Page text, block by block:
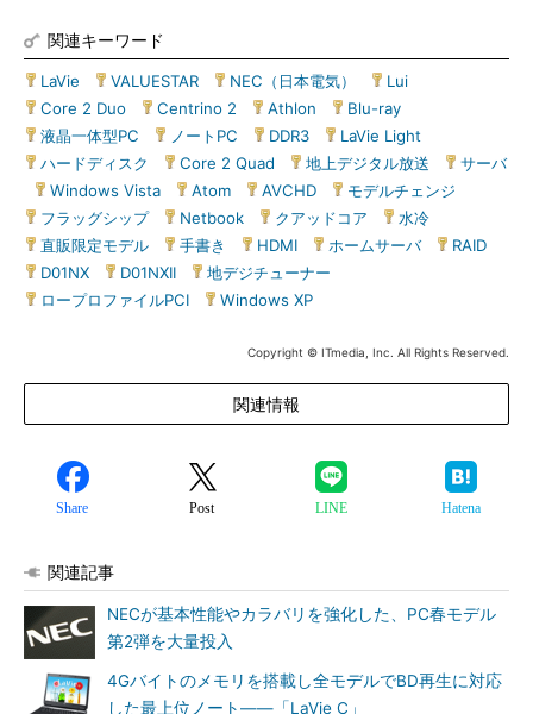
関連キーワード
LaVie VALUESTAR NEC（日本電気） Lui
Core 2 Duo
Centrino 2 Athlon Blu-ray
液晶一体型PC
ノートPC DDR3 LaVie Light
ハードディスク
Core 2 Quad 地上デジタル放送
サーバ
Windows Vista Atom AVCHD モデルチェンジ
フラッグシップ| Netbook クアッドコア 水冷
直販限定モデル
手書き HDMI ホームサーバ| RAID
D01NX
D01NXII 地デジチューナー
ロープロファイルPCI
Windows XP
Copyright © ITmedia, Inc. All Rights Reserved.
関連情報
Share Post LINE Hatena
関連記事
NECが基本性能やカラバリを強化した、PC春モデル
第2弾を大量投入
4Gバイトのメモリを搭載し全モデルでBD再生に対応
した最上位ノート――「LaVie C」